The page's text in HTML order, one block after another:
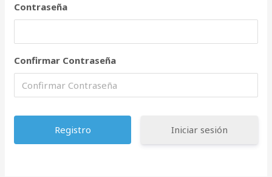
Contraseña
Confirmar Contraseña
Iniciar sesión